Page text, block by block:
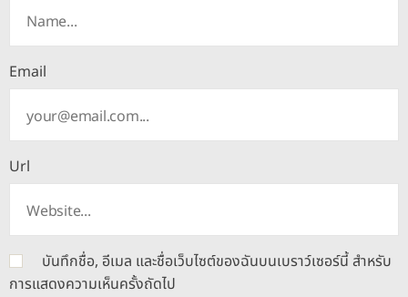
Email
Url
บันทึกชื่อ, อีเมล และชื่อเว็บไซต์ของฉันบนเบราว์เซอร์นี้ สำหรับ
การแสดงความเห็นครั้งถัดไป